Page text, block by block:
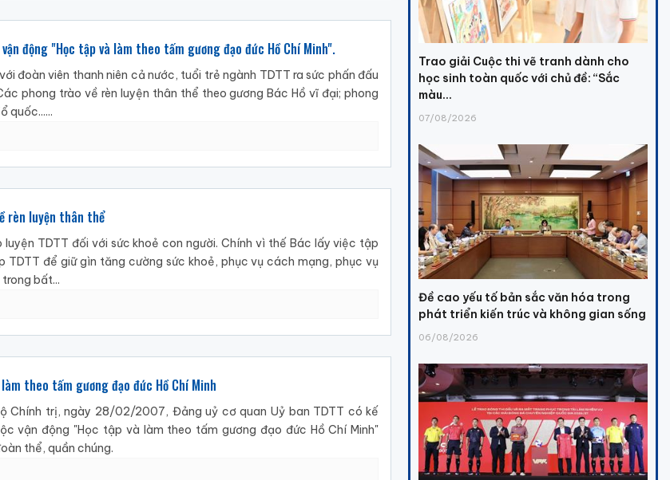
động "Học tập và làm theo tấm gương đạo đức Hồ Chí Minh".
đoàn viên thanh niên cả nước, tuổi trẻ ngành TDTT ra sức phấn đấu
phong trào về rèn luyện thân thể theo gương Bác Hồ vĩ đại; phong
quốc......
rèn luyện thân thể
TDTT đối với sức khoẻ con người. Chính vì thế Bác lấy việc tập
TDTT để giữ gìn tăng cường sức khoẻ, phục vụ cách mạng, phục vụ
trong bất...
theo tấm gương đạo đức Hồ Chí Minh
Chính trị, ngày 28/02/2007, Đảng uỷ cơ quan Uỷ ban TDTT có kế
vận động "Học tập và làm theo tấm gương đạo đức Hồ Chí Minh"
thể, quần chúng.
Trao giải Cuộc thi vẽ tranh dành cho
học sinh toàn quốc với chủ đề: “Sắc
màu...
07/08/2026
Đề cao yếu tố bản sắc văn hóa trong
phát triển kiến trúc và không gian sống
06/08/2026